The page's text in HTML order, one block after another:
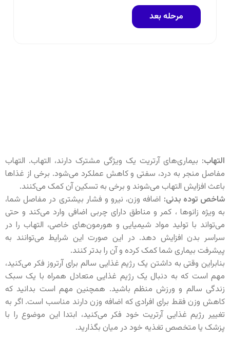
التهاب: بیماری‌های آرتریت یک ویژگی مشترک دارند، التهاب. التهاب
مفاصل منجر به درد، سفتی و کاهش عملکرد می‌شود. برخی از غذاها
باعث افزایش التهاب می‌شوند و برخی به تسکین آن کمک می‌کنند.
شاخص توده بدنی: اضافه وزن، نیرو و فشار بیشتری در مفاصل شما،
به ویژه زانوها ، کمر و مناطق دارای چربی اضافی وارد می‌کند و حتی
می‌تواند با تولید مواد شیمیایی و هورمون‌های خاصی، التهاب را در
سراسر بدن افزایش دهد. در این صورت این شرایط می‌توانند به
پیشرفت بیماری شما کمک کرده و آن را بدتر کنند.
بنابراین وقتی به داشتن یک رژیم غذایی سالم برای آرتروز فکر می‌کنید،
مهم است که به دنبال یک رژیم غذایی متعادل همراه با یک سبک
زندگی سالم و ورزش منظم باشید. همچنین مهم است بدانید که
کاهش وزن فقط برای افرادی که اضافه وزن دارند مناسب است. اگر به
تغییر رژیم غذایی آرتریت خود فکر می‌کنید، ابتدا این موضوع را با
پزشک یا متخصص تغذیه خود در میان بگذارید.